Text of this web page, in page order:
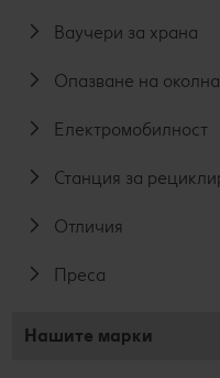
Ваучери за храна
Опазване на
Електромобилност
Станция за
Отличия
Преса
Нашите марки